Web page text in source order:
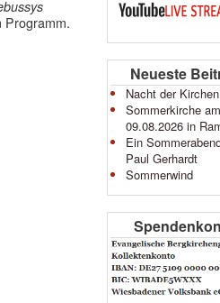
Programm.
Neueste
Nacht der
Sommerkirche am
09.08.2026 in
Ein
Paul Gerhardt
Sommerwind